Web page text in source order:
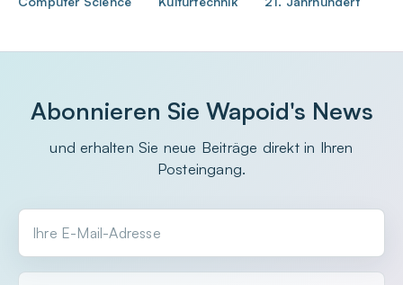
Abonnieren Sie Wapoid's News
und erhalten Sie neue Beiträge direkt in Ihren
Posteingang.
Ihre E-Mail-Adresse